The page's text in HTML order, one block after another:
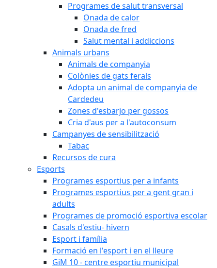
Programes de salut transversal
Onada de calor
Onada de fred
Salut mental i addiccions
Animals urbans
Animals de companyia
Colònies de gats ferals
Adopta un animal de companyia de
Cardedeu
Zones d'esbarjo per gossos
Cria d'aus per a l'autoconsum
Campanyes de sensibilització
Tabac
Recursos de cura
Esports
Programes esportius per a infants
Programes esportius per a gent gran i
adults
Programes de promoció esportiva escolar
Casals d'estiu- hivern
Esport i família
Formació en l'esport i en el lleure
GiM 10 - centre esportiu municipal